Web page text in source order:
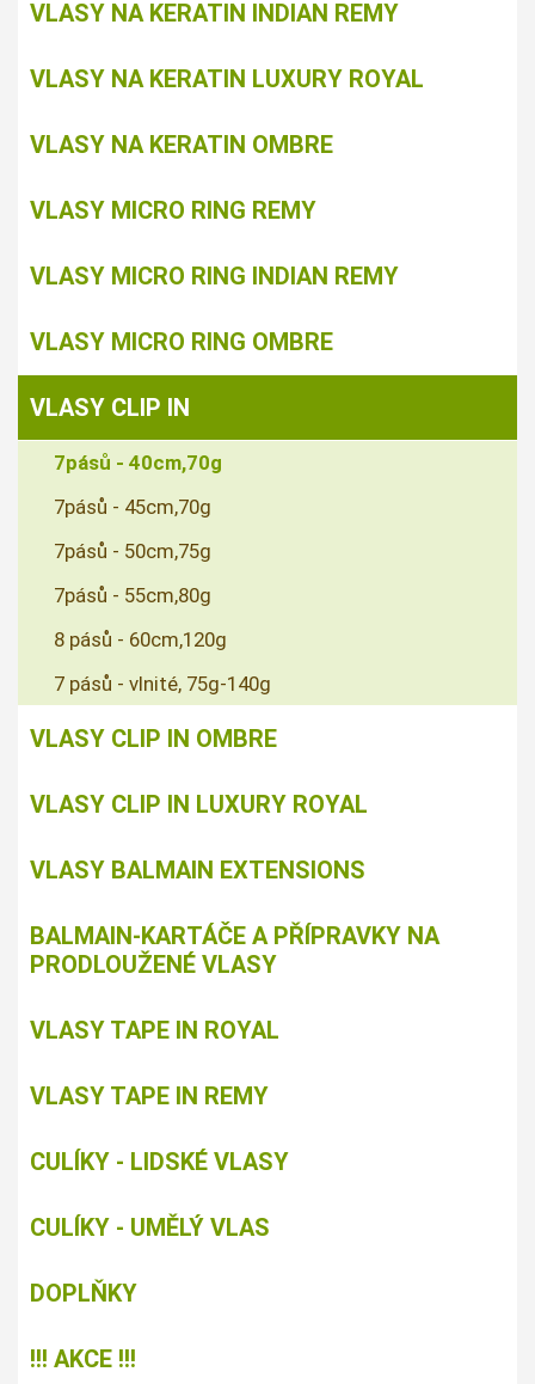
VLASY NA KERATIN INDIAN REMY
VLASY NA KERATIN LUXURY ROYAL
VLASY NA KERATIN OMBRE
VLASY MICRO RING REMY
VLASY MICRO RING INDIAN REMY
VLASY MICRO RING OMBRE
VLASY CLIP IN
7pásů - 40cm,70g
7pásů - 45cm,70g
7pásů - 50cm,75g
7pásů - 55cm,80g
8 pásů - 60cm,120g
7 pásů - vlnité, 75g-140g
VLASY CLIP IN OMBRE
VLASY CLIP IN LUXURY ROYAL
VLASY BALMAIN EXTENSIONS
BALMAIN-KARTÁČE A PŘÍPRAVKY NA
PRODLOUŽENÉ VLASY
VLASY TAPE IN ROYAL
VLASY TAPE IN REMY
CULÍKY - LIDSKÉ VLASY
CULÍKY - UMĚLÝ VLAS
DOPLŇKY
!!! AKCE !!!